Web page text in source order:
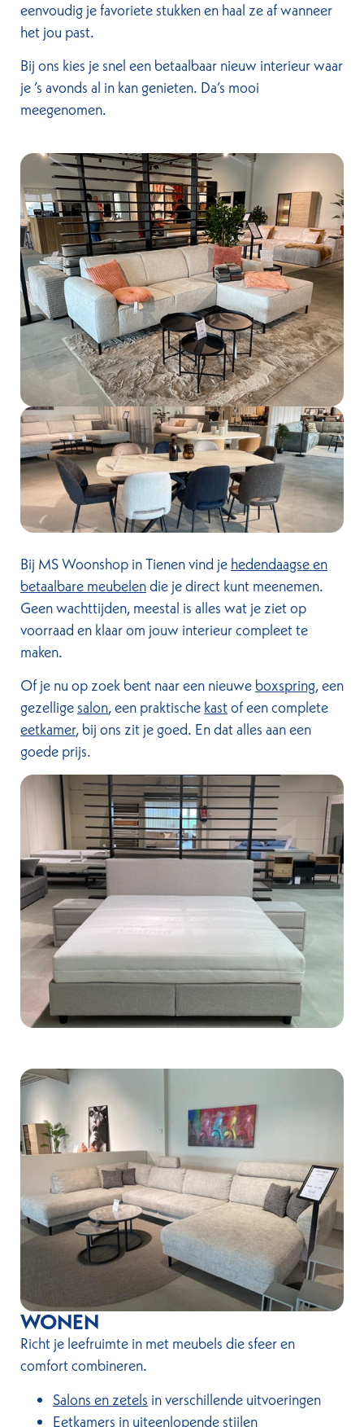
eenvoudig je favoriete stukken en haal ze af wanneer
het jou past.
Bij ons kies je snel een betaalbaar nieuw interieur waar
je ’s avonds al in kan genieten. Da’s mooi
meegenomen.
Bij MS Woonshop in Tienen vind je hedendaagse en
betaalbare meubelendie je direct kunt meenemen.
Geen wachttijden, meestal is alles wat je ziet op
voorraad en klaar om jouw interieur compleet te
maken.
Of je nu op zoek bent naar een nieuwe boxspring, een
gezellige salon, een praktische kastof een complete
eetkamer, bij ons zit je goed. En dat alles aan een
goede prijs.
WONEN
Richt je leefruimte in met meubels die sfeer en
comfort combineren.
Salons en zetels in verschillende uitvoeringen
Eetkamers in uiteenlopende stijlen